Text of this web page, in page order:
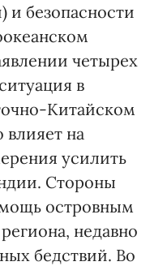
и безопасности
четырех
в
Китайском
влияет на
усилить
Стороны
островным
недавно
бедствий. Во